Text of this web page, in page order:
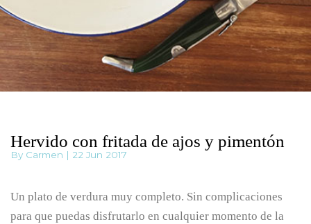
Hervido con fritada de ajos y pimentón
By Carmen | 22 Jun 2017
Un plato de verdura muy completo. Sin complicaciones
para que puedas disfrutarlo en cualquier momento de la